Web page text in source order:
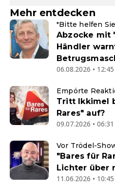
Mehr entdecken
"Bitte helfen
Abzocke mit
Händler
06.08.2026 •
Empörte
Tritt Ikkimel
Rares" auf?
09.07.2026 •
Vor Trödel-
"Bares für
Lichter über
11.06.2026 •